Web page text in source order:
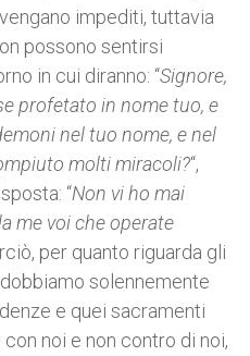
impediti, tuttavia
possono sentirsi
in cui diranno: “Signore,
profetato in nome tuo, e
nel tuo nome, e nel
molti miracoli?“,
“Non vi ho mai
me voi che operate
per quanto riguarda gli
solennemente
e quei sacramenti
noi e non contro di noi,